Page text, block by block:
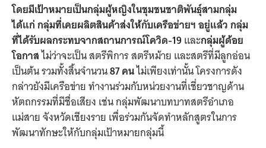
โดยมีเป้าหมายเป็นกลุ่มผู้หญิงในชุมชนชาติพันธุ์สามกลุ่ม
ได้แก่ กลุ่มที่เคยผลิตสินค้าส่งให้กับเครือข่ายฯ อยู่แล้ว กลุ่ม
ที่ได้รับผลกระทบจากสถานการณ์โควิด-19 และกลุ่มผู้ด้อย
โอกาสไม่ว่าจะเป็น สตรีพิการ สตรีหม้าย และสตรีที่มีลูกอ่อน
เป็นต้น รวมทั้งสิ้นจำนวน87 คนไม่เพียงเท่านั้น โครงการดัง
กล่าวยังมีเครือข่าย ทำงานร่วมกับหน่วยงานที่เชี่ยวชาญด้าน
หัตถกรรมที่มีชื่อเสียง เช่น กลุ่มพัฒนาบทบาทสตรีอำเภอ
แม่สาย จังหวัดเชียงราย เพื่อร่วมกันจัดทำหลักสูตรในการ
พัฒนาทักษะให้กับกลุ่มเป้าหมายกลุ่มนี้